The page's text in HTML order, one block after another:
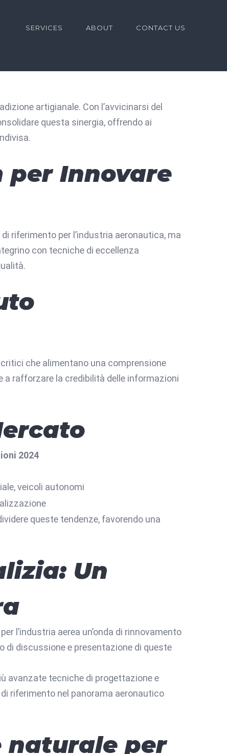
SERVICES ABOUT CONTACT US
artigianale. Con l’avvicinarsi del
questa sinergia, offrendo ai
per Innovare
riferimento per l’industria aeronautica, ma
con tecniche di eccellenza
che alimentano una comprensione
rafforzare la credibilità delle informazioni
2024
veicoli autonomi
queste tendenze, favorendo una
Un
l’industria aerea un’onda di rinnovamento
di discussione e presentazione di queste
avanzate tecniche di progettazione e
riferimento nel panorama aeronautico
naturale per